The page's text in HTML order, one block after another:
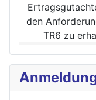
den
TR6 zu